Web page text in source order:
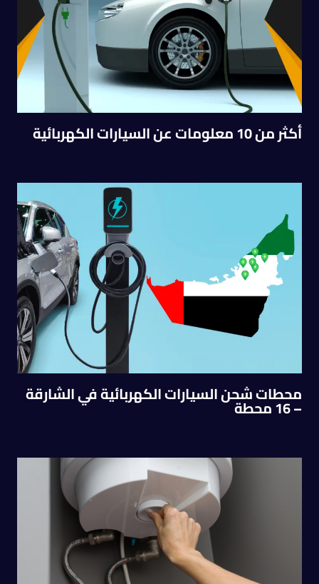
أكثر من 10 معلومات عن السيارات الكهربائية
محطات شحن السيارات الكهربائية في الشارقة
– 16 محطة